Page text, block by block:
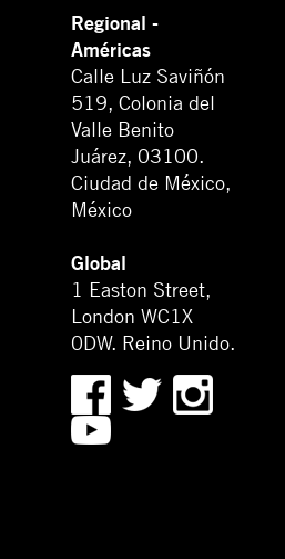
Regional -
Américas
Calle Luz Saviñón
519, Colonia del
Valle Benito
Juárez, 03100.
Ciudad de México,
México
Global
1 Easton Street,
London WC1X
0DW. Reino Unido.